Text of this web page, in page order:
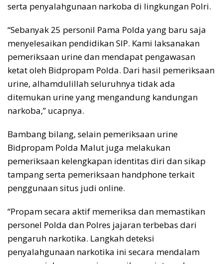
serta penyalahgunaan narkoba di lingkungan Polri.
“Sebanyak 25 personil Pama Polda yang baru saja
menyelesaikan pendidikan SIP. Kami laksanakan
pemeriksaan urine dan mendapat pengawasan
ketat oleh Bidpropam Polda. Dari hasil pemeriksaan
urine, alhamdulillah seluruhnya tidak ada
ditemukan urine yang mengandung kandungan
narkoba,” ucapnya.
Bambang bilang, selain pemeriksaan urine
Bidpropam Polda Malut juga melakukan
pemeriksaan kelengkapan identitas diri dan sikap
tampang serta pemeriksaan handphone terkait
penggunaan situs judi online.
“Propam secara aktif memeriksa dan memastikan
personel Polda dan Polres jajaran terbebas dari
pengaruh narkotika. Langkah deteksi
penyalahgunaan narkotika ini secara mendalam